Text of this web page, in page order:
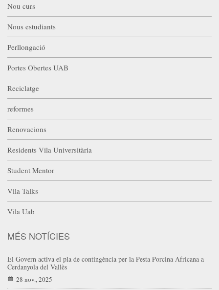
Nou curs
Nous estudiants
Perllongació
Portes Obertes UAB
Reciclatge
reformes
Renovacions
Residents Vila Universitària
Student Mentor
Vila Talks
Vila Uab
MÉS NOTÍCIES
El Govern activa el pla de contingència per la Pesta Porcina Africana a
Cerdanyola del Vallès
28 nov., 2025